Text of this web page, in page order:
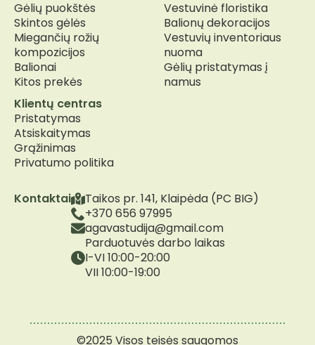
Kontaktai
Taikos pr. 141, Klaipėda (PC BIG)
+370 656 97995
agavastudija@gmail.com
Parduotuvės darbo laikas
I-VI 10:00-20:00
VII 10:00-19:00
Gėlių puokštės
Skintos gėlės
Miegančių rožių
kompozicijos
Balionai
Kitos prekės
Vestuvinė floristika
Balionų dekoracijos
Vestuvių inventoriaus
nuoma
Gėlių pristatymas į
namus
Klientų centras
Pristatymas
Atsiskaitymas
Grąžinimas
Privatumo politika
©2025 Visos teisės saugomos